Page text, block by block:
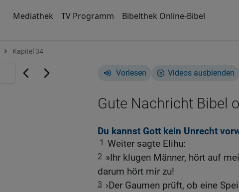
Mediathek TV Programm Bibelthek Online-Bibel
Kapitel 34
Vorlesen Videos ausblenden
Gute Nachricht Bibel
Du kannst Gott kein Unrecht
1 Weiter sagte Elihu:
2 »Ihr klugen Männer, hört auf
darum hört mir zu!
3 ›Der Gaumen prüft, ob eine